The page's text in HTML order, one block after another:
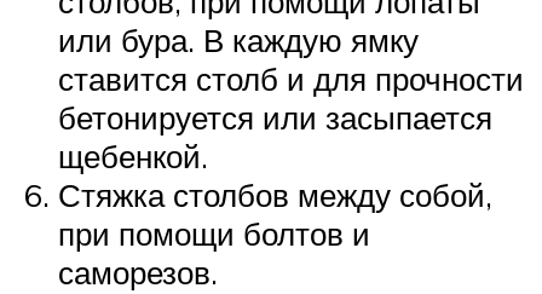
или бура. В каждую ямку
ставится столб и для прочности
бетонируется или засыпается
щебенкой.
Стяжка столбов между собой,
при помощи болтов и
саморезов.